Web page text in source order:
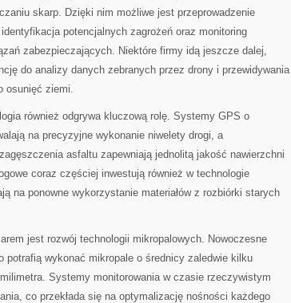
skarp. Dzięki nim możliwe jest przeprowadzenie
potencjalnych zagrożeń oraz monitoring
zabezpieczających. Niektóre firmy idą jeszcze dalej,
do analizy danych zebranych przez drony i przewidywania
osunięć ziemi.
również odgrywa kluczową rolę. Systemy GPS o
na precyzyjne wykonanie niwelety drogi, a
asfaltu zapewniają jednolitą jakość nawierzchni
coraz częściej inwestują również w technologie
na ponowne wykorzystanie materiałów z rozbiórki starych
jest rozwój technologii mikropalowych. Nowoczesne
potrafią wykonać mikropale o średnicy zaledwie kilku
Systemy monitorowania w czasie rzeczywistym
co przekłada się na optymalizację nośności każdego